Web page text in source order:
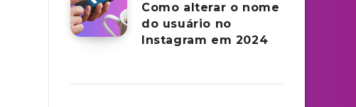
Como alterar o nome
do usuário no
Instagram em 2024